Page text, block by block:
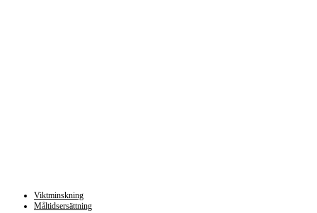
Viktminskning
Måltidsersättning